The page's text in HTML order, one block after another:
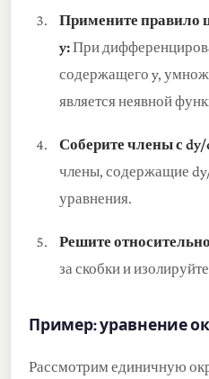
Примените правило
y:При
содержащего y,
является неявной
Соберите члены с dy/
члены, содержащие
уравнения.
Решите
за скобки и
Пример: уравнение
Рассмотрим единичную